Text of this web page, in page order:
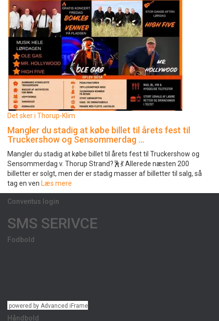
Det sker i Thorup-Klim
Mangler du stadig at købe billet til årets fest til
Truckershow og Sensommerdag …
Mangler du stadig at købe billet til årets fest til Truckershow og
Sensommerdag v. Thorup Strand?🕺💃 Allerede næsten 200
billetter er solgt, men der er stadig masser af billetter til salg, så
tag en ven Læs mere
Conventus login
SMS SERIVCE
Fodbold
powered by Advanced iFrame
Håndbold